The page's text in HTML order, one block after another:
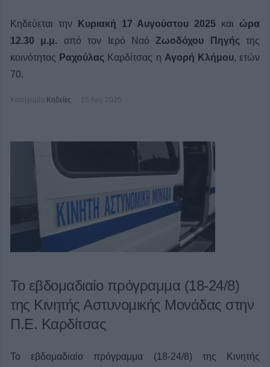
Κηδεύεται την Κυριακή 17 Αυγούστου 2025 και ώρα
12.30 μ.μ. από τον Ιερό Ναό Ζωοδόχου Πηγής της
κοινότητας Ραχούλας Καρδίτσας η Αγορή Κλήμου, ετών
70.
Κατηγορία Κηδείες 15 Αυγ 2025
Το εβδομαδιαίο πρόγραμμα (18-24/8)
της Κινητής Αστυνομικής Μονάδας στην
Π.Ε. Καρδίτσας
Το εβδομαδιαίο πρόγραμμα (18-24/8) της Κινητής